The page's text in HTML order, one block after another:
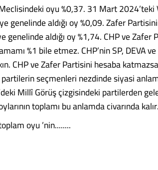
oyu %0,37. 31 Mart
genelinde aldığı oy %0,09. Zafer
genelinde aldığı oy %1,74. CHP ve Zafer
%1 bile etmez. CHP’nin SP, DEVA
CHP ve Zafer Partisini hesaba
seçmenleri nezdinde siyasi
Millî Görüş çizgisindeki partilerden
toplamı bu anlamda civarında kalır.
oyu ’nin........